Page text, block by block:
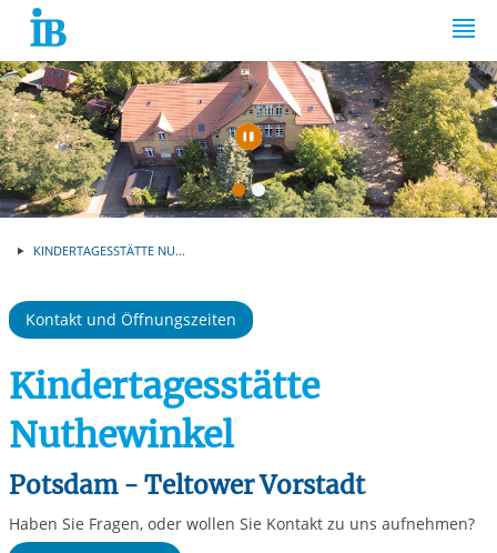
Springe zum Inhalt
Automatische
KINDERTAGESSTÄTTE NU...
Kontakt und Öffnungszeiten
Kindertagesstätte
Nuthewinkel
Potsdam - Teltower Vorstadt
Haben Sie Fragen, oder wollen Sie Kontakt zu uns aufnehmen?